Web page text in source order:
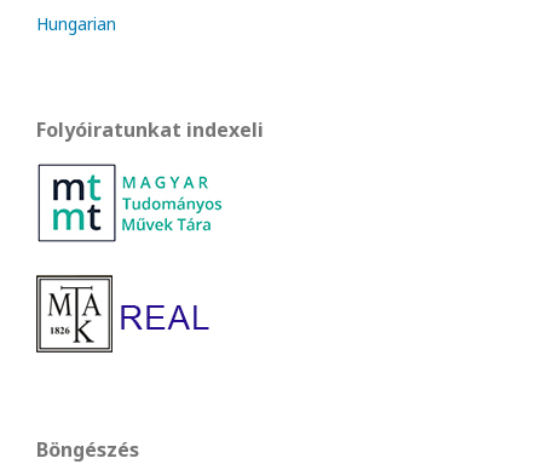
Hungarian
Folyóiratunkat indexeli
Böngészés